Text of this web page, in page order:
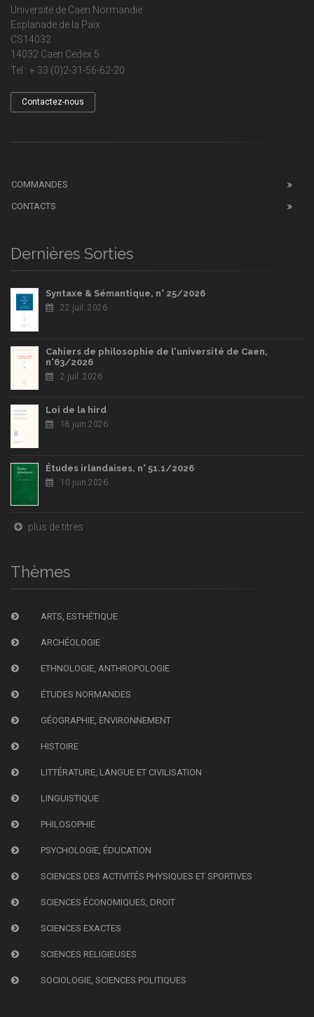
Université de Caen Normandie
Esplanade de la Paix
CS14032
14032 Caen Cedex 5
Tel : + 33 (0)2-31-56-62-20
Contactez-nous
COMMANDES
CONTACTS
Dernières Sorties
Syntaxe & Sémantique, n° 25/2026
22 juil. 2026
Cahiers de philosophie de l'université de Caen,
n°63/2026
2 juil. 2026
Loi de la hird
18 juin 2026
Études irlandaises, n° 51.1/2026
10 juin 2026
plus de titres
Thèmes
ARTS, ESTHÉTIQUE
ARCHÉOLOGIE
ETHNOLOGIE, ANTHROPOLOGIE
ÉTUDES NORMANDES
GÉOGRAPHIE, ENVIRONNEMENT
HISTOIRE
LITTÉRATURE, LANGUE ET CIVILISATION
LINGUISTIQUE
PHILOSOPHIE
PSYCHOLOGIE, ÉDUCATION
SCIENCES DES ACTIVITÉS PHYSIQUES ET SPORTIVES
SCIENCES ÉCONOMIQUES, DROIT
SCIENCES EXACTES
SCIENCES RELIGIEUSES
SOCIOLOGIE, SCIENCES POLITIQUES